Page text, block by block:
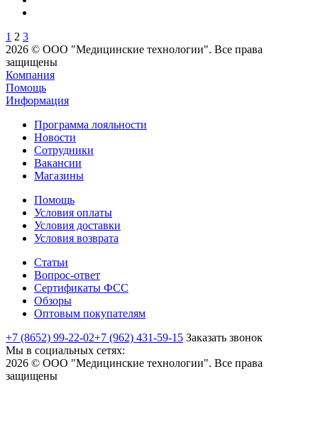
1 2 3
2026 © ООО "Медицинские технологии". Все права
защищены
Компания
Помощь
Информация
Программа лояльности
Новости
Сотрудники
Вакансии
Магазины
Помощь
Условия оплаты
Условия доставки
Условия возврата
Статьи
Вопрос-ответ
Сертификаты ФСС
Обзоры
Оптовым покупателям
+7 (8652) 99-22-02+7 (962) 431-59-15 Заказать звонок
Мы в социальных сетях:
2026 © ООО "Медицинские технологии". Все права
защищены